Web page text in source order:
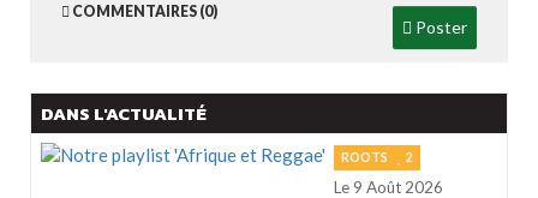
COMMENTAIRES (0)
Poster
DANS L'ACTUALITÉ
ROOTS 2
Le 9 Août 2026